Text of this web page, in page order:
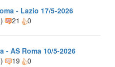
- Lazio 17/5-2026
21 0
- AS Roma 10/5-2026
19 0